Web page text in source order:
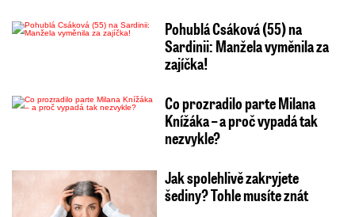
Pohublá Csáková (55) na
Sardinii: Manžela vyměnila za
zajíčka!
Co prozradilo parte Milana
Knížáka – a proč vypadá tak
nezvykle?
Jak spolehlivě zakryjete
šediny? Tohle musíte znát